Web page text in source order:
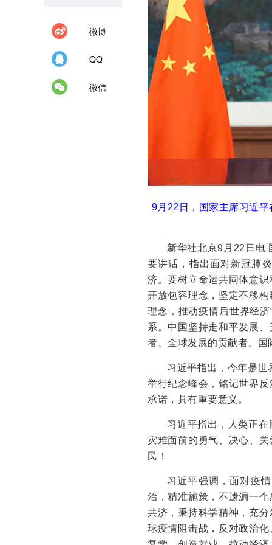
微博
QQ
微信
9月22日，国家主席习近
新华社北京9月22日电
要讲话，指出面对新冠肺
济。要树立命运共同体意
开放包容理念，坚定不移
理念，推动疫情后世界经
系。中国坚持走和平发展
者、全球发展的贡献者、国
习近平指出，今年是
举行纪念峰会，铭记世界
承诺，具有重要意义。
习近平指出，人类正
灾难面前的勇气、决心、
民！
习近平强调，面对疫
治，精准施策，不遗漏一
共济，秉持科学精神，充
球疫情阻击战，反对政治